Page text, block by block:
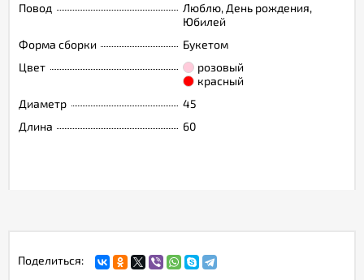
Повод
Люблю, День рождения,
Юбилей
Форма сборки
Букетом
Цвет
розовый
красный
Диаметр
45
Длина
60
Поделиться: